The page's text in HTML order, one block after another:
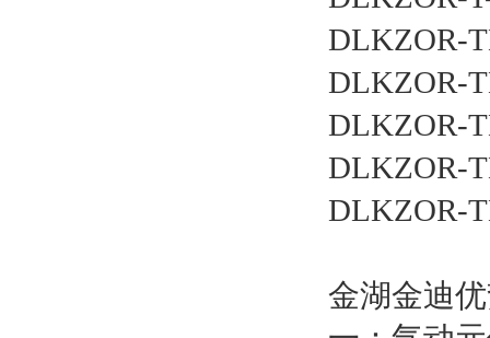
DLKZOR-
DLKZOR-
DLKZOR-
DLKZOR-
DLKZOR-
金湖金迪